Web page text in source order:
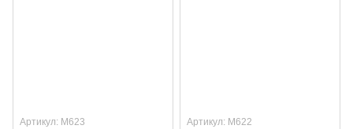
Артикул: M623 Артикул: M622